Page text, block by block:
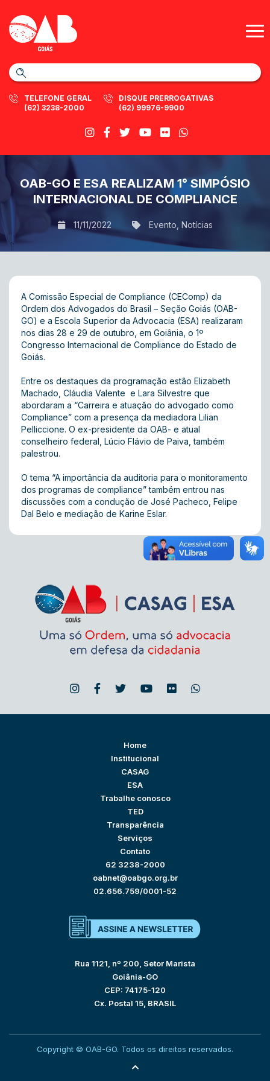
TELEFONE GERAL
(62) 3238-2000
DISQUE PRERROGATIVAS
(62) 99976-9900
OAB-GO E ESA REALIZAM 1° SIMPÓSIO
INTERNACIONAL DE COMPLIANCE
11/11/2022 Evento Notícias
A Comissão Especial de Compliance (CEComp) da
Ordem dos Advogados do Brasil – Seção Goiás (OAB-
GO) e a Escola Superior da Advocacia (ESA) realizaram
nos dias 28 e 29 de outubro, em Goiânia, o 1º
Congresso Internacional de Compliance do Estado de
Goiás.
Entre os destaques da programação estão Elizabeth
Machado, Cláudia Valente e Lara Silvestre que
abordaram a “Carreira e atuação do advogado como
Compliance” com a presença da mediadora Lilian
Pelliccione. O ex-presidente da OAB- e atual
conselheiro federal, Lúcio Flávio de Paiva, também
palestrou.
O tema “A importância da auditoria para o monitoramento
dos programas de compliance” também entrou nas
discussões com a condução de José Pacheco, Felipe
Dal Belo e mediação de Karine Eslar.
Home
Institucional
CASAG
ESA
Trabalhe conosco
TED
Transparência
Serviços
Contato
62 3238-2000
oabnet@oabgo.org.br
02.656.759/0001-52
Rua 1121, nº 200, Setor Marista
Goiânia-GO
CEP: 74175-120
Cx. Postal 15, BRASIL
Copyright © OAB-GO. Todos os direitos reservados.